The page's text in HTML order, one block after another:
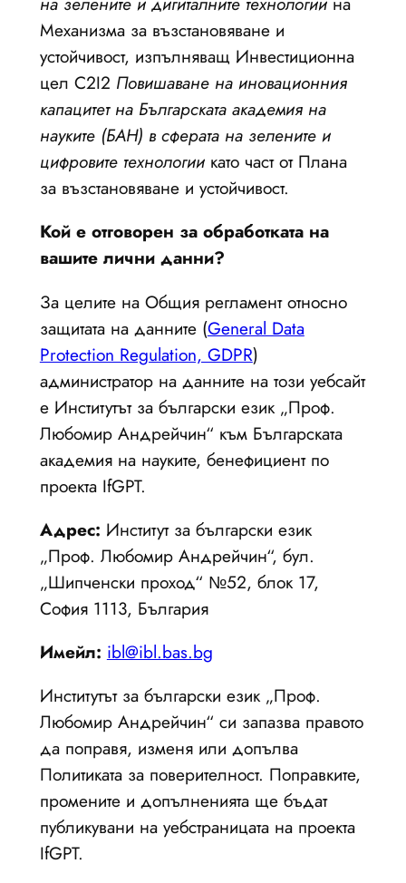
Механизма за възстановяване и
устойчивост, изпълняващ Инвестиционна
цел C2I2 Повишаване на иновационния
капацитет на Българската академия на
науките (БАН) в сферата на зелените и
цифровите технологиикато част от Плана
за възстановяване и устойчивост.
Кой е отговорен за обработката на
вашите лични данни?
За целите на Общия регламент относно
защитата на данните (General Data
Protection Regulation, GDPR)
администратор на данните на този уебсайт
е Институтът за български език „Проф.
Любомир Андрейчин“ към Българската
академия на науките, бенефициент по
проекта IfGPT.
Адрес: Институт за български език
„Проф. Любомир Андрейчин“, бул.
„Шипченски проход“ №52, блок 17,
София 1113, България
Имейл: ibl@ibl.bas.bg
Институтът за български език „Проф.
Любомир Андрейчин“ си запазва правото
да поправя, изменя или допълва
Политиката за поверителност. Поправките,
промените и допълненията ще бъдат
публикувани на уебстраницата на проекта
IfGPT.